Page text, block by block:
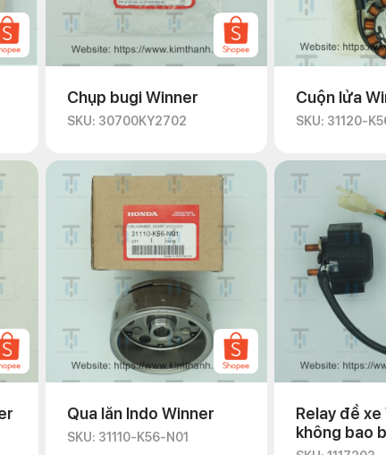
Chụp bugi Winner
SKU: 30700KY2702
Cuộn lửa
SKU: 31120-
Qua lăn Indo Winner
SKU: 31110-K56-N01
Relay đề xe
không bao